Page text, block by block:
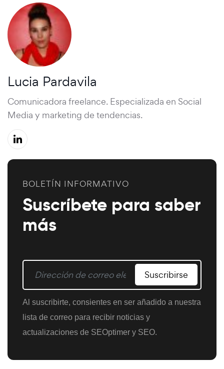
Lucia Pardavila
Comunicadora freelance. Especializada en Social
Media y marketing de tendencias.
BOLETÍN INFORMATIVO
Suscríbete para saber
más
Suscribirse
Al suscribirte, consientes en ser añadido a nuestra
lista de correo para recibir noticias y
actualizaciones de SEOptimer y SEO.